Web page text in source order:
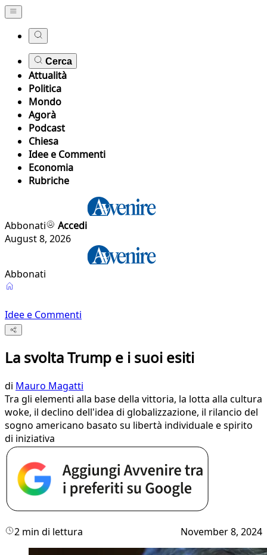
Cerca
Attualità
Politica
Mondo
Agorà
Podcast
Chiesa
Idee e Commenti
Economia
Rubriche
Abbonati
Accedi
August 8, 2026
Abbonati
Idee e Commenti
La svolta Trump e i suoi esiti
di Mauro Magatti
Tra gli elementi alla base della vittoria, la lotta alla cultura
woke, il declino dell'idea di globalizzazione, il rilancio del
sogno americano basato su libertà individuale e spirito
di iniziativa
2 min di lettura November 8, 2024